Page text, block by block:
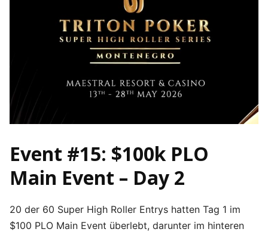
Event #15: $100k PLO
Main Event – Day 2
20 der 60 Super High Roller Entrys hatten Tag 1 im
$100 PLO Main Event überlebt, darunter im hinteren